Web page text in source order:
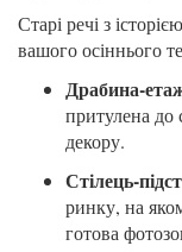
Старі речі з
вашого осіннього
Драбина-
притулена до
декору.
Стілець-
ринку, на
готова